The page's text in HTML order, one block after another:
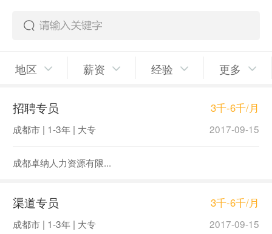
地区 薪资 经验 更多
招聘专员 3千-6千/月
成都市 | 1-3年 | 大专 2017-09-15
成都卓纳人力资源有限...
渠道专员 3千-6千/月
成都市 | 1-3年 | 大专 2017-09-15